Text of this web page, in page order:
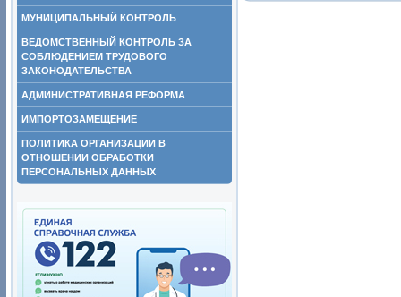
МУНИЦИПАЛЬНЫЙ КОНТРОЛЬ
ВЕДОМСТВЕННЫЙ КОНТРОЛЬ ЗА
СОБЛЮДЕНИЕМ ТРУДОВОГО
ЗАКОНОДАТЕЛЬСТВА
АДМИНИСТРАТИВНАЯ РЕФОРМА
ИМПОРТОЗАМЕЩЕНИЕ
ПОЛИТИКА ОРГАНИЗАЦИИ В
ОТНОШЕНИИ ОБРАБОТКИ
ПЕРСОНАЛЬНЫХ ДАННЫХ